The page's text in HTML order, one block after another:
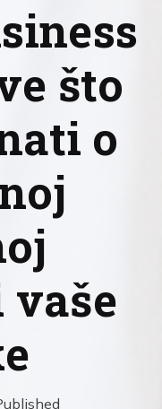
što
o